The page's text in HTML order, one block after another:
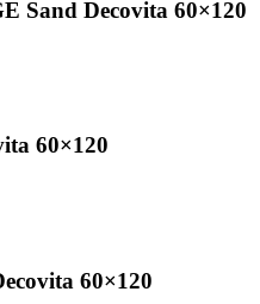
Sand Decovita 60×120
60×120
60×120